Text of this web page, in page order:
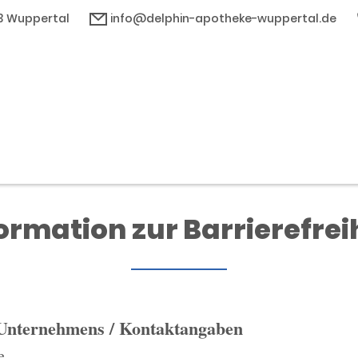
Wuppertal info@delphin-apotheke-wuppertal.de
zur
/ Kontaktangaben